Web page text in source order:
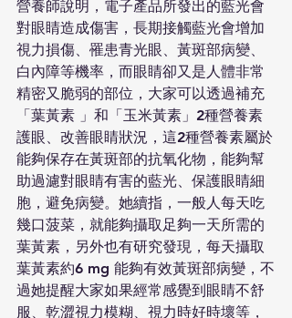
營養師說明，電子產品所發出的藍光會
對眼睛造成傷害，長期接觸藍光會增加
視力損傷、罹患青光眼、黃斑部病變、
白內障等機率，而眼睛卻又是人體非常
精密又脆弱的部位，大家可以透過補充
「葉黃素 」和「玉米黃素」2種營養素
護眼、改善眼睛狀況，這2種營養素屬於
能夠保存在黃斑部的抗氧化物，能夠幫
助過濾對眼睛有害的藍光、保護眼睛細
胞，避免病變。她續指，一般人每天吃
幾口菠菜，就能夠攝取足夠一天所需的
葉黃素，另外也有研究發現，每天攝取
葉黃素約6 mg 能夠有效黃斑部病變，不
過她提醒大家如果經常感覺到眼睛不舒
服、乾澀視力模糊、視力時好時壞等，